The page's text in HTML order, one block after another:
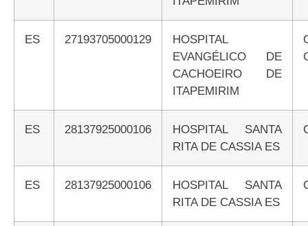
ES 27193705000129
HOSPITAL
EVANGÉLICO DE
CACHOEIRO DE
ITAPEMIRIM
ES 28137925000106
HOSPITAL SANTA
RITA DE CASSIA ES
ES 28137925000106
HOSPITAL SANTA
RITA DE CASSIA ES